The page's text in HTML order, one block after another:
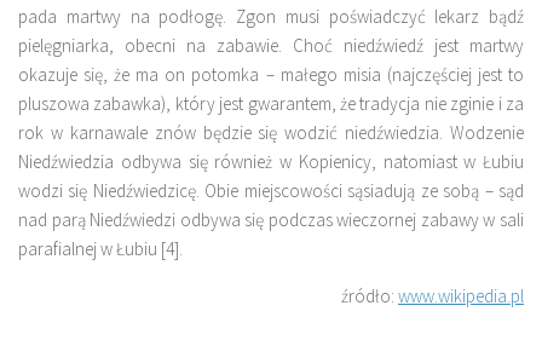
pada martwy na podłogę. Zgon musi poświadczyć lekarz bądź
pielęgniarka, obecni na zabawie. Choć niedźwiedź jest martwy
okazuje się, że ma on potomka – małego misia (najczęściej jest to
pluszowa zabawka), który jest gwarantem, że tradycja nie zginie i za
rok w karnawale znów będzie się wodzić niedźwiedzia. Wodzenie
Niedźwiedzia odbywa się również w Kopienicy, natomiast w Łubiu
wodzi się Niedźwiedzicę. Obie miejscowości sąsiadują ze sobą – sąd
nad parą Niedźwiedzi odbywa się podczas wieczornej zabawy w sali
parafialnej w Łubiu [4].
źródło: www.wikipedia.pl